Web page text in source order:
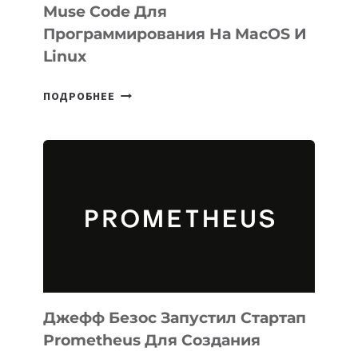
Muse Code Для
Программирования На MacOS И
Linux
ПОДРОБНЕЕ META
ДЛЯ
ПРОГРАММИРОВАНИЯ
И
LINUX
Джефф Безос Запустил Стартап
Prometheus Для Создания